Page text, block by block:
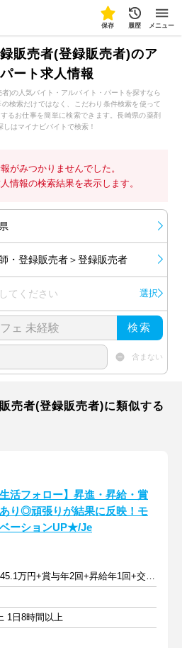
保存 履歴 メニュー
販売者(登録販売者)のア
ート求人情報
)の人気バイト・アルバイト・パートを探すなら
検索だけではなく、こだわり条件検索を使って
るお仕事を簡単に検索できます。長崎県の薬剤
はマイナビバイトで検索！
がみつかりませんでした。
情報の検索結果を表示します。
・登録販売者＞登録販売者
てください 選択
検索
含まない
売者(登録販売者)に類似する
生活フォロー】昇進・昇給・賞
り◎頑張りが結果に反映！モ
ーションUP★/Je
月給30～45.1万円+賞与年2回+昇給年1回+交通費全額
1日8時間以上